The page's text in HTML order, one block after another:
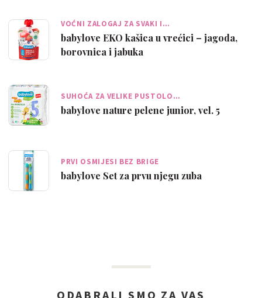
VOĆNI ZALOGAJ ZA SVAKI I…
babylove EKO kašica u vrećici – jagoda,
borovnica i jabuka
SUHOĆA ZA VELIKE PUSTOLO…
babylove nature pelene junior, vel. 5
PRVI OSMIJESI BEZ BRIGE
babylove Set za prvu njegu zuba